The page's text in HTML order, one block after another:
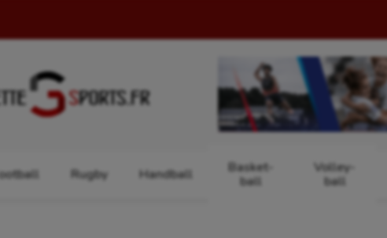
Rugby Handball
Basket-
ball
Volley-
ball